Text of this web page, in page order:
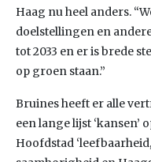
Haag nu heel anders.
doelstellingen en
tot 2033 en er is brede
op groen staan.”
Bruines heeft er alle
een lange lijst ‘kansen’
Hoofdstad